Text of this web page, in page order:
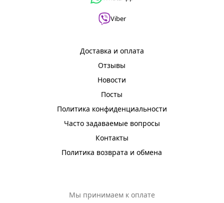
Viber
Доставка и оплата
Отзывы
Новости
Посты
Политика конфиденциальности
Часто задаваемые вопросы
Контакты
Политика возврата и обмена
Мы принимаем к оплате